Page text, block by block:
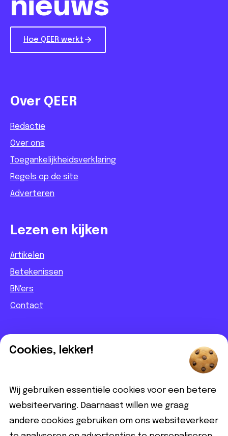
nieuws
Hoe QEER werkt
Over QEER
Redactie
Over ons
Toegankelijkheidsverklaring
Regels op de site
Adverteren
Lezen en kijken
Artikelen
Betekenissen
BN'ers
Contact
Informatief
Partnerbijdrage
Disclaimer
Cookies, lekker!
Wij gebruiken essentiële cookies voor een betere
websiteervaring. Daarnaast willen we graag
andere cookies gebruiken om ons websiteverkeer